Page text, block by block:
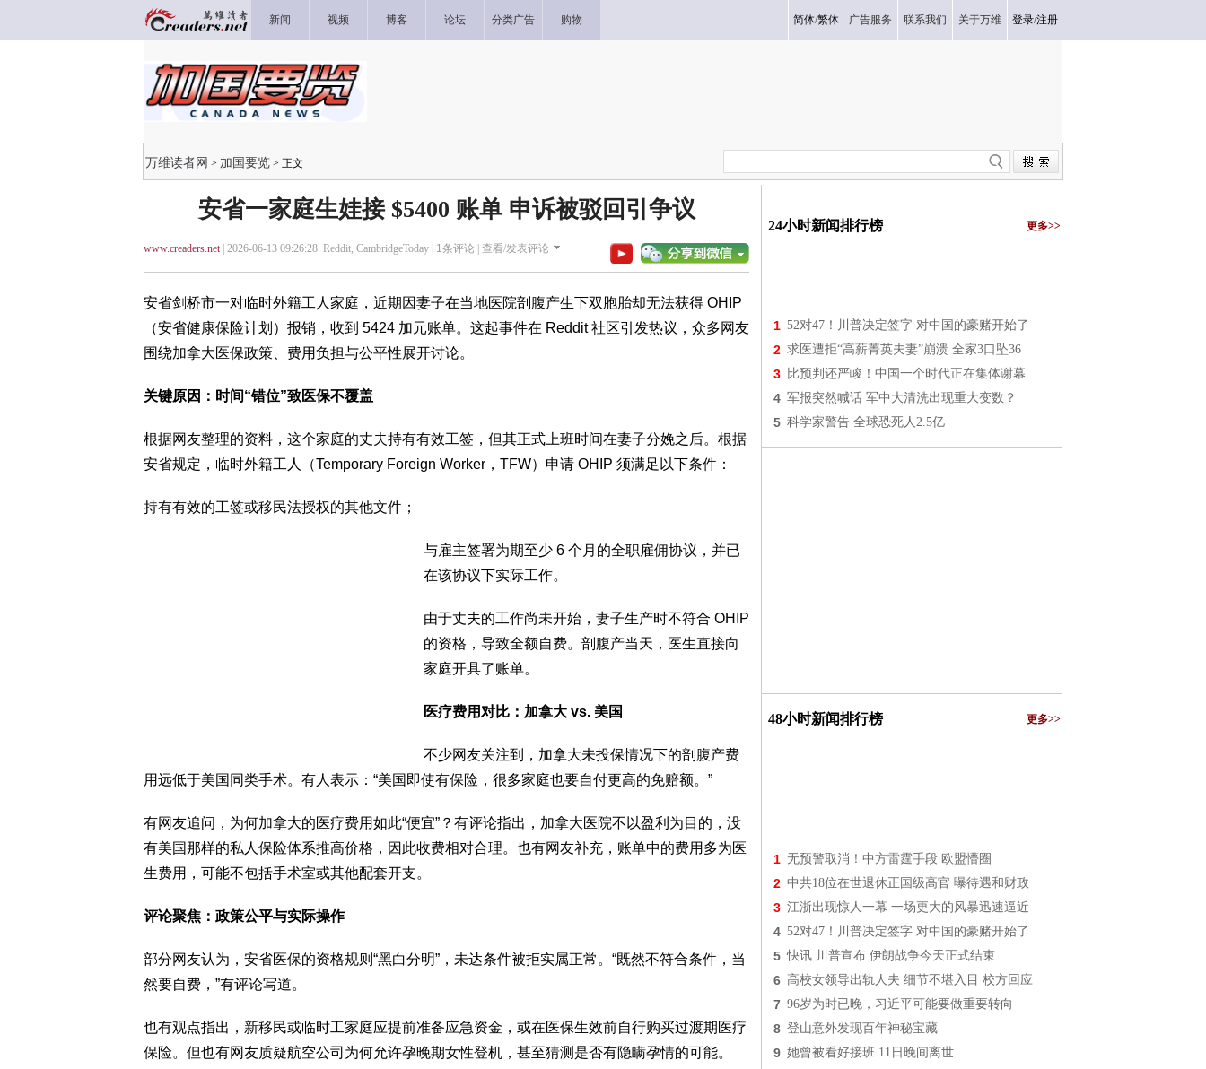
新闻 视频 博客 论坛 分类广告 购物 简体/繁体 广告服务 联系我们 关于万维 登录/注册
万维读者网 > 加国要览 > 正文
安省一家庭生娃接 $5400 账单 申诉被驳回引争议
www.creaders.net| 2026-06-13 09:26:28 Reddit, CambridgeToday | 1条评论 | 查看/发表评论
安省剑桥市一对临时外籍工人家庭，近期因妻子在当地医院剖腹产生下双胞胎却无法获得 OHIP
（安省健康保险计划）报销，收到 5424 加元账单。这起事件在 Reddit 社区引发热议，众多网友
围绕加拿大医保政策、费用负担与公平性展开讨论。
关键原因：时间“错位”致医保不覆盖
根据网友整理的资料，这个家庭的丈夫持有有效工签，但其正式上班时间在妻子分娩之后。根据
安省规定，临时外籍工人（Temporary Foreign Worker，TFW）申请 OHIP 须满足以下条件：
持有有效的工签或移民法授权的其他文件；
与雇主签署为期至少 6 个月的全职雇佣协议，并已
在该协议下实际工作。
由于丈夫的工作尚未开始，妻子生产时不符合 OHIP
的资格，导致全额自费。剖腹产当天，医生直接向
家庭开具了账单。
医疗费用对比：加拿大 vs. 美国
不少网友关注到，加拿大未投保情况下的剖腹产费
用远低于美国同类手术。有人表示：“美国即使有保险，很多家庭也要自付更高的免赔额。”
有网友追问，为何加拿大的医疗费用如此“便宜”？有评论指出，加拿大医院不以盈利为目的，没
有美国那样的私人保险体系推高价格，因此收费相对合理。也有网友补充，账单中的费用多为医
生费用，可能不包括手术室或其他配套开支。
评论聚焦：政策公平与实际操作
部分网友认为，安省医保的资格规则“黑白分明”，未达条件被拒实属正常。“既然不符合条件，当
然要自费，”有评论写道。
也有观点指出，新移民或临时工家庭应提前准备应急资金，或在医保生效前自行购买过渡期医疗
保险。但也有网友质疑航空公司为何允许孕晚期女性登机，甚至猜测是否有隐瞒孕情的可能。
24小时新闻排行榜 更多>>
1 52对47！川普决定签字 对中国的豪赌开始了
2 求医遭拒“高薪菁英夫妻”崩溃 全家3口坠36
3 比预判还严峻！中国一个时代正在集体谢幕
4 军报突然喊话 军中大清洗出现重大变数？
5 科学家警告 全球恐死人2.5亿
48小时新闻排行榜 更多>>
1 无预警取消！中方雷霆手段 欧盟懵圈
2 中共18位在世退休正国级高官 曝待遇和财政
3 江浙出现惊人一幕 一场更大的风暴迅速逼近
4 52对47！川普决定签字 对中国的豪赌开始了
5 快讯 川普宣布 伊朗战争今天正式结束
6 高校女领导出轨人夫 细节不堪入目 校方回应
7 96岁为时已晚，习近平可能要做重要转向
8 登山意外发现百年神秘宝藏
9 她曾被看好接班 11日晚间离世